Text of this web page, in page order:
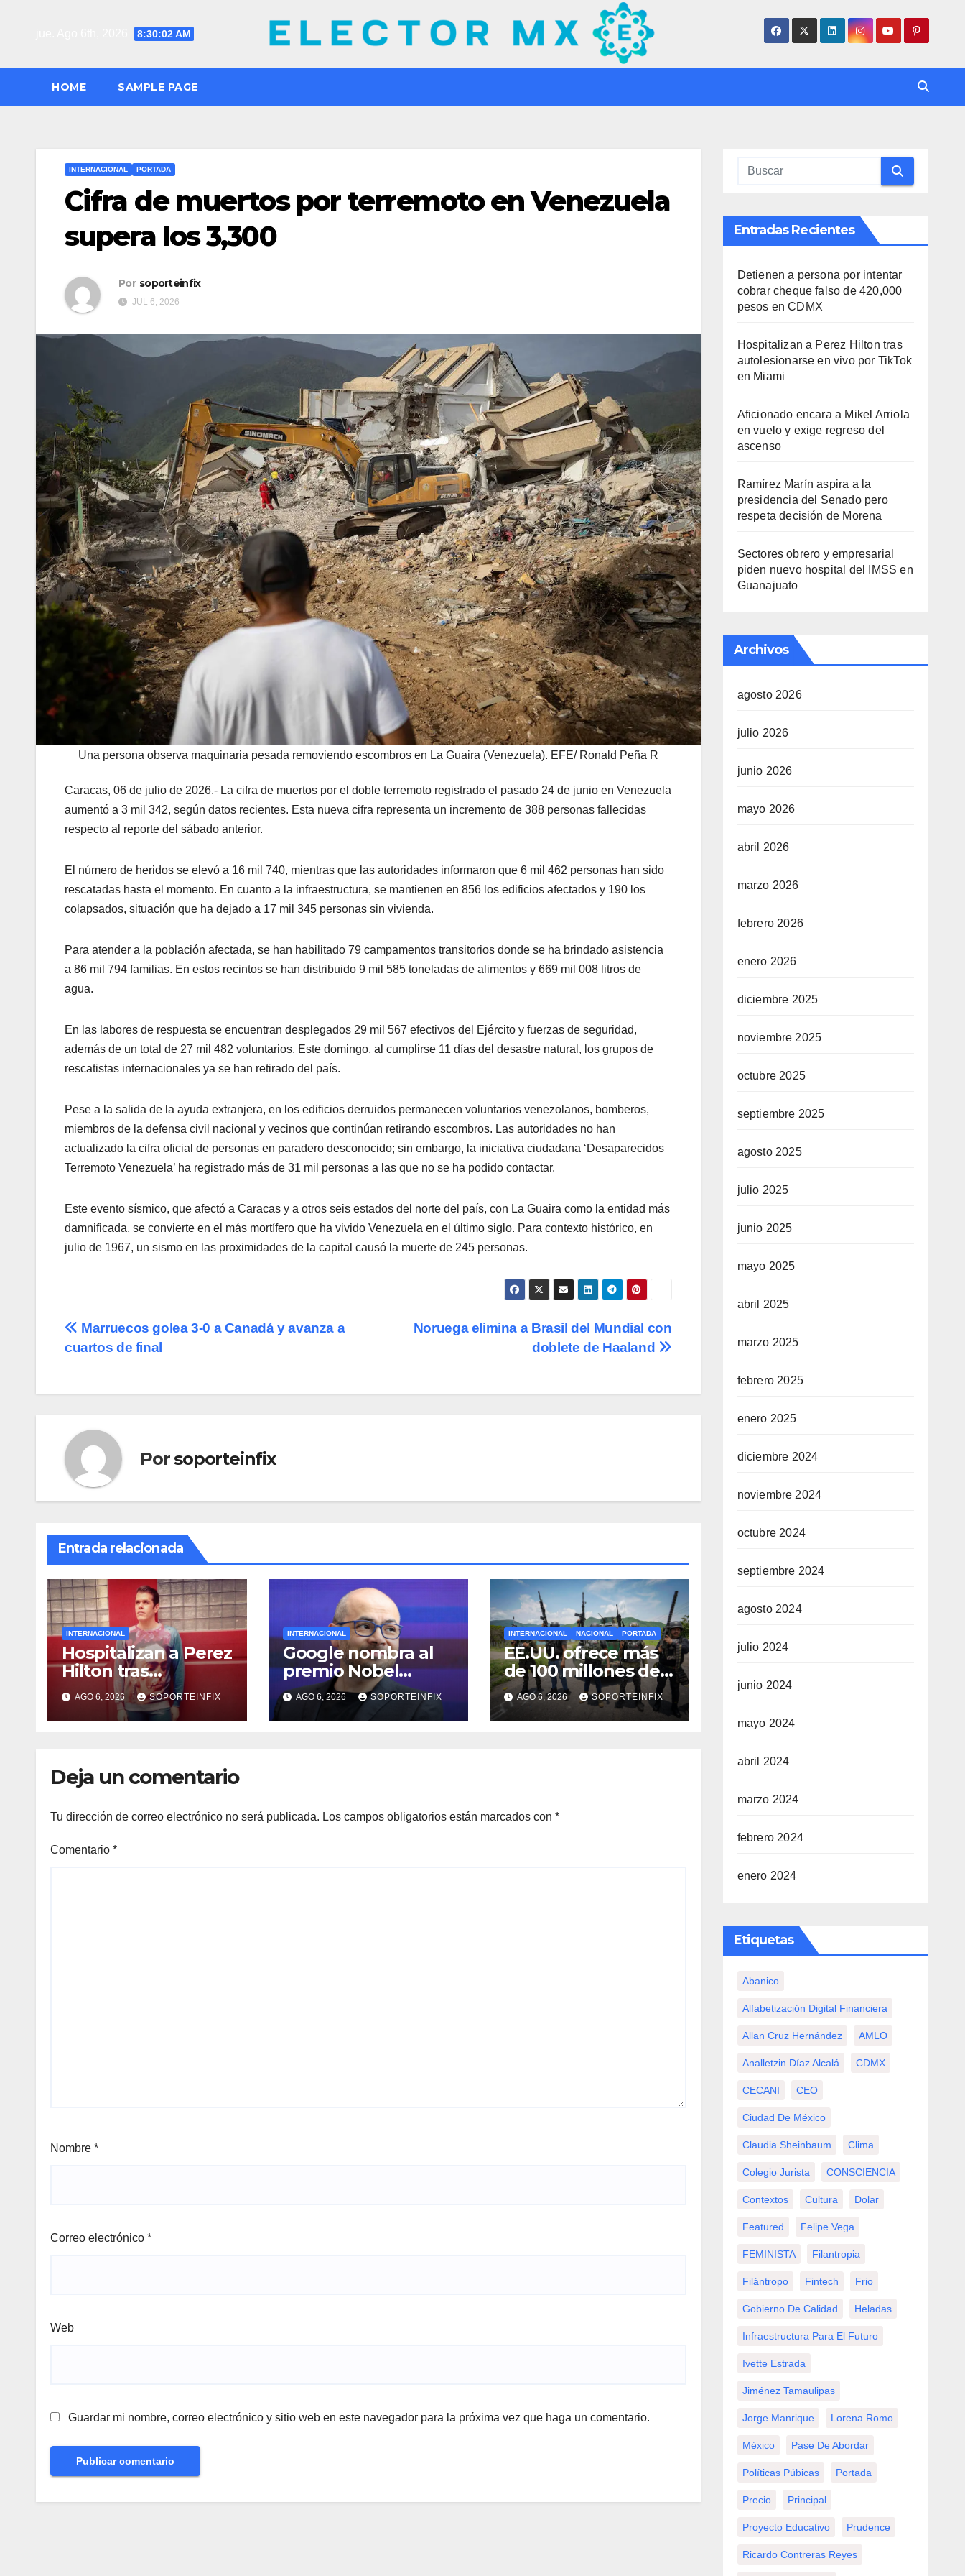
8:30:03 AM
HOME SAMPLE PAGE
INTERNACIONAL PORTADA
Cifra de muertos por terremoto en Venezuela
supera los 3,300
Por soporteinfix
JUL 6, 2026
Una persona observa maquinaria pesada removiendo escombros en La Guaira (Venezuela). EFE/ Ronald Peña R
Caracas, 06 de julio de 2026.- La cifra de muertos por el doble terremoto registrado el pasado 24 de junio en Venezuela
aumentó a 3 mil 342, según datos recientes. Esta nueva cifra representa un incremento de 388 personas fallecidas
respecto al reporte del sábado anterior.
El número de heridos se elevó a 16 mil 740, mientras que las autoridades informaron que 6 mil 462 personas han sido
rescatadas hasta el momento. En cuanto a la infraestructura, se mantienen en 856 los edificios afectados y 190 los
colapsados, situación que ha dejado a 17 mil 345 personas sin vivienda.
Para atender a la población afectada, se han habilitado 79 campamentos transitorios donde se ha brindado asistencia
a 86 mil 794 familias. En estos recintos se han distribuido 9 mil 585 toneladas de alimentos y 669 mil 008 litros de
agua.
En las labores de respuesta se encuentran desplegados 29 mil 567 efectivos del Ejército y fuerzas de seguridad,
además de un total de 27 mil 482 voluntarios. Este domingo, al cumplirse 11 días del desastre natural, los grupos de
rescatistas internacionales ya se han retirado del país.
Pese a la salida de la ayuda extranjera, en los edificios derruidos permanecen voluntarios venezolanos, bomberos,
miembros de la defensa civil nacional y vecinos que continúan retirando escombros. Las autoridades no han
actualizado la cifra oficial de personas en paradero desconocido; sin embargo, la iniciativa ciudadana ‘Desaparecidos
Terremoto Venezuela’ ha registrado más de 31 mil personas a las que no se ha podido contactar.
Este evento sísmico, que afectó a Caracas y a otros seis estados del norte del país, con La Guaira como la entidad más
damnificada, se convierte en el más mortífero que ha vivido Venezuela en el último siglo. Para contexto histórico, en
julio de 1967, un sismo en las proximidades de la capital causó la muerte de 245 personas.
Navegación
entradas
Noruega elimina a Brasil del Mundial con
doblete de Haaland
Marruecos golea 3-0 a Canadá y avanza a
cuartos de final
Porsoporteinfix
Entrada relacionada
INTERNACIONAL
Hospitalizan a Perez
Hilton tras
autolesionarse en
vivo por TikTok en
Miami
AGO 6, 2026 SOPORTEINFIX
INTERNACIONAL
Google nombra al
premio Nobel
Demis Hassabis
como científico jefe
AGO 6, 2026 SOPORTEINFIX
INTERNACIONAL NACIONAL PORTADA
EE.UU. ofrece más
de 100 millones de
dólares en
recompensas por
líderes del CJNG
AGO 6, 2026 SOPORTEINFIX
Deja un comentario
Tu dirección de correo electrónico no será publicada. Los campos obligatorios están marcados con *
Comentario *
Nombre *
Correo electrónico *
Web
Guardar mi nombre, correo electrónico y sitio web en este navegador para la próxima vez que haga un comentario.
Entradas Recientes
Detienen a persona por intentar
cobrar cheque falso de 420,000
pesos en CDMX
Hospitalizan a Perez Hilton tras
autolesionarse en vivo por TikTok
en Miami
Aficionado encara a Mikel Arriola
en vuelo y exige regreso del
ascenso
Ramírez Marín aspira a la
presidencia del Senado pero
respeta decisión de Morena
Sectores obrero y empresarial
piden nuevo hospital del IMSS en
Guanajuato
Archivos
agosto 2026
julio 2026
junio 2026
mayo 2026
abril 2026
marzo 2026
febrero 2026
enero 2026
diciembre 2025
noviembre 2025
octubre 2025
septiembre 2025
agosto 2025
julio 2025
junio 2025
mayo 2025
abril 2025
marzo 2025
febrero 2025
enero 2025
diciembre 2024
noviembre 2024
octubre 2024
septiembre 2024
agosto 2024
julio 2024
junio 2024
mayo 2024
abril 2024
marzo 2024
febrero 2024
enero 2024
Etiquetas
Abanico
Alfabetización Digital Financiera
Allan Cruz Hernández AMLO
Analletzin Díaz Alcalá CDMX
CECANI CEO
Ciudad De México
Claudia Sheinbaum Clima
Colegio Jurista CONSCIENCIA
Contextos Cultura Dolar
Featured Felipe Vega
FEMINISTA Filantropia
Filántropo Fintech Frio
Gobierno De Calidad Heladas
Infraestructura Para El Futuro
Ivette Estrada
Jiménez Tamaulipas
Jorge Manrique Lorena Romo
México Pase De Abordar
Políticas Púbicas Portada
Precio Principal
Proyecto Educativo Prudence
Ricardo Contreras Reyes